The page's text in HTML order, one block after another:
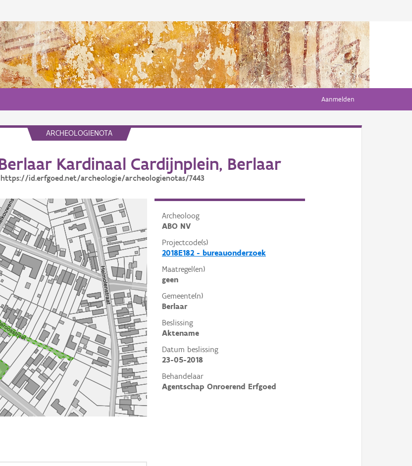
Aanmelden
ARCHEOLOGIENOTA
Kardinaal Cardijnplein, Berlaar
https://id.erfgoed.net/archeologie/archeologienotas/7443
Archeoloog
ABO NV
Projectcode(s)
2018E182 - bureauonderzoek
Maatregel(en)
geen
Gemeente(n)
Berlaar
Beslissing
Aktename
Datum beslissing
23-05-2018
Behandelaar
Agentschap Onroerend Erfgoed